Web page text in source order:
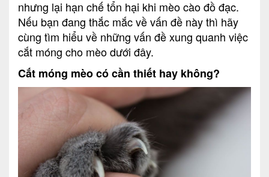
nhưng lại hạn chế tổn hại khi mèo cào đồ đạc.
Nếu bạn đang thắc mắc về vấn đề này thì hãy
cùng tìm hiểu về những vấn đề xung quanh việc
cắt móng cho mèo dưới đây.
Cắt móng mèo có cần thiết hay không?